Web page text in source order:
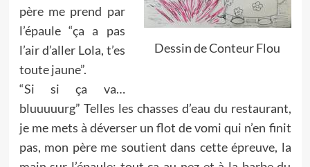
Dessin de Conteur Flou
père me prend par
l’épaule “ça a pas
l’air d’aller Lola, t’es
toute jaune”.
“Si si ça va…
bluuuuurg” Telles les chasses d’eau du restaurant,
je me mets à déverser un flot de vomi qui n’en finit
pas, mon père me soutient dans cette épreuve, la